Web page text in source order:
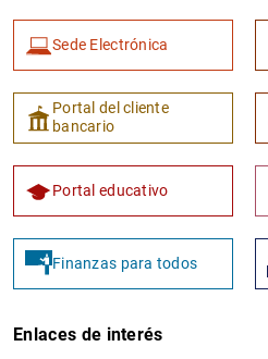
Sede Electrónica
Portal del cliente
bancario
Portal educativo
Finanzas para todos
Enlaces de interés